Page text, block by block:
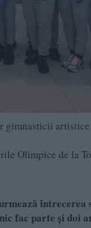
gimnasticii
Olimpice de la
întrecerea
fac parte și doi